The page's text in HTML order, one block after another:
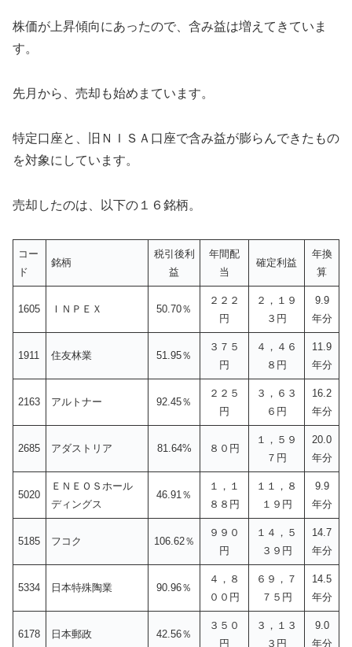
株価が上昇傾向にあったので、含み益は増えてきていま
す。
先月から、売却も始めまています。
特定口座と、旧ＮＩＳＡ口座で含み益が膨らんできたもの
を対象にしています。
売却したのは、以下の１６銘柄。
コー
ド
銘柄
税引後利
益
年間配
当
確定利益
年換
算
1605 ＩＮＰＥＸ 50.70％
２２２
円
２，１９
３円
9.9
年分
1911 住友林業 51.95％
３７５
円
４，４６
８円
11.9
年分
2163 アルトナー 92.45％
２２５
円
３，６３
６円
16.2
年分
2685 アダストリア 81.64% ８０円
１，５９
７円
20.0
年分
5020
ＥＮＥＯＳホール
ディングス
46.91％
１，１
８８円
１１，８
１９円
9.9
年分
5185 フコク 106.62％
９９０
円
１４，５
３９円
14.7
年分
5334 日本特殊陶業 90.96％
４，８
００円
６９，７
７５円
14.5
年分
6178 日本郵政 42.56％
３５０
円
３，１３
３円
9.0
年分